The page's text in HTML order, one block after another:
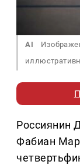
AI
Россиянин
Фабиан